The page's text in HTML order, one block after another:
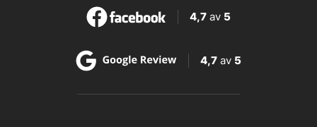
4,7 av 5
4,7 av 5